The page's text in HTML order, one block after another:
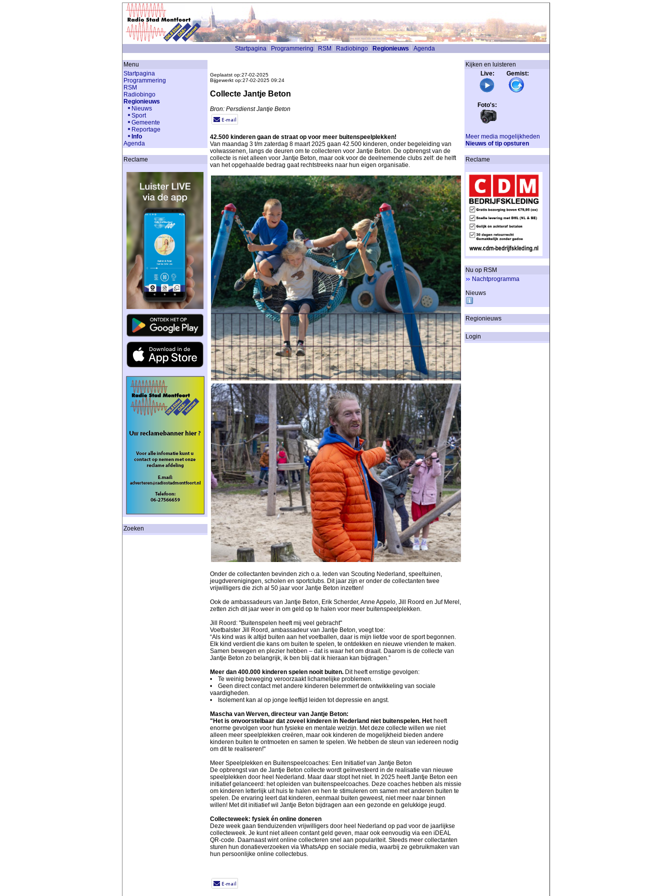
Startpagina Programmering RSM Radiobingo Regionieuws Agenda
Menu
Startpagina
Programmering
RSM
Radiobingo
Regionieuws
Nieuws
Sport
Gemeente
Reportage
Info
Agenda
Reclame
Zoeken
Geplaatst op:27-02-2025
Bijgewerkt op:27-02-2025 09:24
Collecte Jantje Beton
Bron: Persdienst Jantje Beton
42.500 kinderen gaan de straat op voor meer buitenspeelplekken!
Van maandag 3 t/m zaterdag 8 maart 2025 gaan 42.500 kinderen, onder begeleiding van
volwassenen, langs de deuren om te collecteren voor Jantje Beton. De opbrengst van de
collecte is niet alleen voor Jantje Beton, maar ook voor de deelnemende clubs zelf: de helft
van het opgehaalde bedrag gaat rechtstreeks naar hun eigen organisatie.
Onder de collectanten bevinden zich o.a. leden van Scouting Nederland, speeltuinen,
jeugdverenigingen, scholen en sportclubs. Dit jaar zijn er onder de collectanten twee
vrijwilligers die zich al 50 jaar voor Jantje Beton inzetten!
Ook de ambassadeurs van Jantje Beton, Erik Scherder, Anne Appelo, Jill Roord en Juf Merel,
zetten zich dit jaar weer in om geld op te halen voor meer buitenspeelplekken.
Jill Roord: "Buitenspelen heeft mij veel gebracht"
Voetbalster Jill Roord, ambassadeur van Jantje Beton, voegt toe:
“Als kind was ik altijd buiten aan het voetballen, daar is mijn liefde voor de sport begonnen.
Elk kind verdient die kans om buiten te spelen, te ontdekken en nieuwe vrienden te maken.
Samen bewegen en plezier hebben – dat is waar het om draait. Daarom is de collecte van
Jantje Beton zo belangrijk, ik ben blij dat ik hieraan kan bijdragen.”
Meer dan 400.000 kinderen spelen nooit buiten. Dit heeft ernstige gevolgen:
• Te weinig beweging veroorzaakt lichamelijke problemen.
• Geen direct contact met andere kinderen belemmert de ontwikkeling van sociale
vaardigheden.
• Isolement kan al op jonge leeftijd leiden tot depressie en angst.
Mascha van Werven, directeur van Jantje Beton:
"Het is onvoorstelbaar dat zoveel kinderen in Nederland niet buitenspelen. Het heeft
enorme gevolgen voor hun fysieke en mentale welzijn. Met deze collecte willen we niet
alleen meer speelplekken creëren, maar ook kinderen de mogelijkheid bieden andere
kinderen buiten te ontmoeten en samen te spelen. We hebben de steun van iedereen nodig
om dit te realiseren!"
Meer Speelplekken en Buitenspeelcoaches: Een Initiatief van Jantje Beton
De opbrengst van de Jantje Beton collecte wordt geïnvesteerd in de realisatie van nieuwe
speelplekken door heel Nederland. Maar daar stopt het niet. In 2025 heeft Jantje Beton een
initiatief gelanceerd: het opleiden van buitenspeelcoaches. Deze coaches hebben als missie
om kinderen letterlijk uit huis te halen en hen te stimuleren om samen met anderen buiten te
spelen. De ervaring leert dat kinderen, eenmaal buiten geweest, niet meer naar binnen
willen! Met dit initiatief wil Jantje Beton bijdragen aan een gezonde en gelukkige jeugd.
Collecteweek: fysiek én online doneren
Deze week gaan tienduizenden vrijwilligers door heel Nederland op pad voor de jaarlijkse
collecteweek. Je kunt niet alleen contant geld geven, maar ook eenvoudig via een iDEAL
QR-code. Daarnaast wint online collecteren snel aan populariteit. Steeds meer collectanten
sturen hun donatieverzoeken via WhatsApp en sociale media, waarbij ze gebruikmaken van
hun persoonlijke online collectebus.
Kijken en luisteren
Live: Gemist:
Foto's:
Meer media mogelijkheden
Nieuws of tip opsturen
Reclame
Nu op RSM
Nachtprogramma
Nieuws
Regionieuws
Login